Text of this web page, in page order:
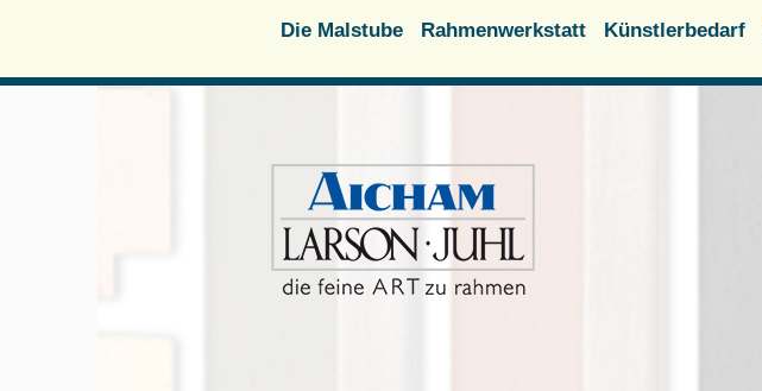
Die Malstube Rahmenwerkstatt Künstlerbedarf